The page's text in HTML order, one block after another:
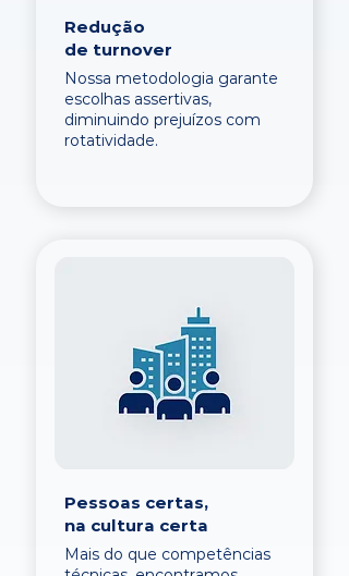
Redução
de turnover
Nossa metodologia garante
escolhas assertivas,
diminuindo prejuízos com
rotatividade.
Pessoas certas,
na cultura certa
Mais do que competências